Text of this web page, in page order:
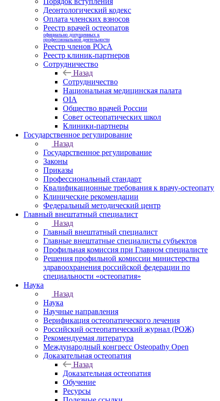
Деонтологический кодекс
Оплата членских взносов
Реестр врачей остеопатов
официально допущенных к
профессиональной деятельности
Реестр членов РОсА
Реестр клиник-партнеров
Сотрудничество
Назад
Сотрудничество
Национальная медицинская палата
OIA
Общество врачей России
Совет остеопатических школ
Клиники-партнеры
Государственное регулирование
Назад
Государственное регулирование
Законы
Приказы
Профессиональный стандарт
Квалификационные требования к врачу-остеопату
Клинические рекомендации
Федеральный методический центр
Главный внештатный специалист
Назад
Главный внештатный специалист
Главные внештатные специалисты субъектов
Профильная комиссия при Главном специалисте
Решения профильной комиссии министерства
здравоохранения российской федерации по
специальности «остеопатия»
Наука
Назад
Наука
Научные направления
Верификация остеопатического лечения
Российский остеопатический журнал (РОЖ)
Рекомендуемая литература
Международный конгресс Osteopathy Open
Доказательная остеопатия
Назад
Доказательная остеопатия
Обучение
Ресурсы